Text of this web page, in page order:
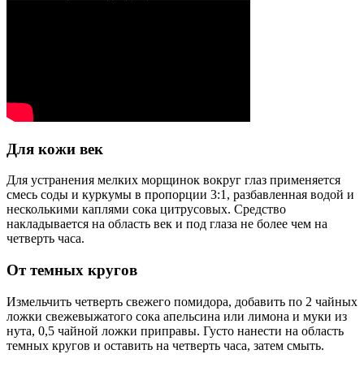
Для кожи век
Для устранения мелких морщинок вокруг глаз применяется
смесь соды и куркумы в пропорции 3:1, разбавленная водой и
несколькими каплями сока цитрусовых. Средство
накладывается на область век и под глаза не более чем на
четверть часа.
От темных кругов
Измельчить четверть свежего помидора, добавить по 2 чайных
ложки свежевыжатого сока апельсина или лимона и муки из
нута, 0,5 чайной ложки приправы. Густо нанести на область
темных кругов и оставить на четверть часа, затем смыть.